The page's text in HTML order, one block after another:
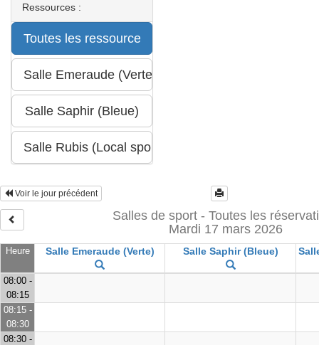
Ressources :
Voir le jour précédent
Salles de sport - Toutes les
Mardi 17 mars 2026
Heure Salle Emeraude (Verte) Salle Saphir (Bleue)
08:00 -
08:15
08:15 -
08:30
08:30 -